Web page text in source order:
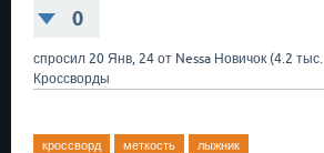
0
спросил 20 Янв, 24 от Nessa Новичок (4.2 тыс.
Кроссворды
кроссворд меткость лыжник